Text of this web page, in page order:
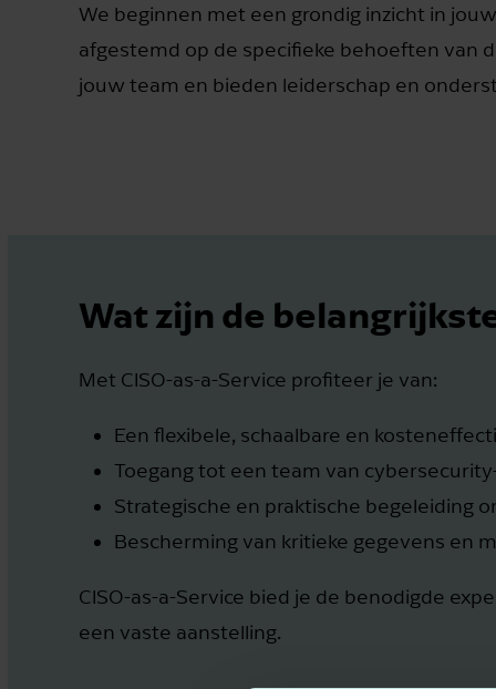
We beginnen met een grondig inzicht in
afgestemd op de specifieke behoeften van
jouw team en bieden leiderschap en
Wat zijn de
Met CISO-as-a-Service profiteer je van:
Een flexibele, schaalbare en
Toegang tot een team van
Strategische en praktische begeleiding
Bescherming van kritieke gegevens en
CISO-as-a-Service bied je de benodigde
een vaste aanstelling.